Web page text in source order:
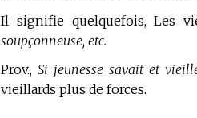
Il signifie quelquefois, Les
soupçonneuse, etc.
Prov.,Si jeunesse savait et
vieillards plus de forces.